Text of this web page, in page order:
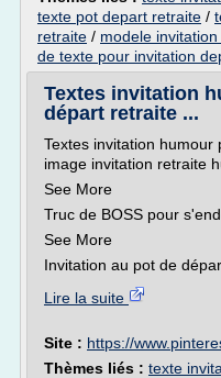
texte pot depart retraite /
retraite / modele
de texte pour invitation
Textes invitation
départ retraite ...
Textes invitation
image invitation retraite
See More
Truc de BOSS pour
See More
Invitation au pot de
Lire la suite
Site : https://
Thèmes liés : texte